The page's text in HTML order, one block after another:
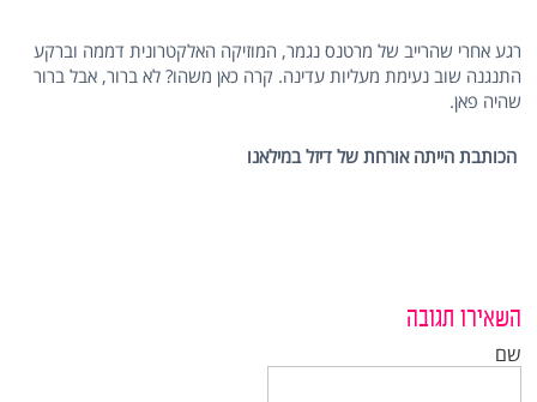
רגע אחרי שהרייב של מרטנס נגמר, המוזיקה האלקטרונית דממה וברקע
התנגנה שוב נעימת מעליות עדינה. קרה כאן משהו? לא ברור, אבל ברור
שהיה פאן.
הכותבת הייתה אורחת של דיזל במילאנו
השאירו תגובה
שם